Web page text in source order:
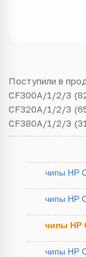
Поступили в
CF300A/1/2/3
CF320A/1/2/3
CF380A/1/2/3
чипы HP
чипы HP
чипы HP
чипы HP